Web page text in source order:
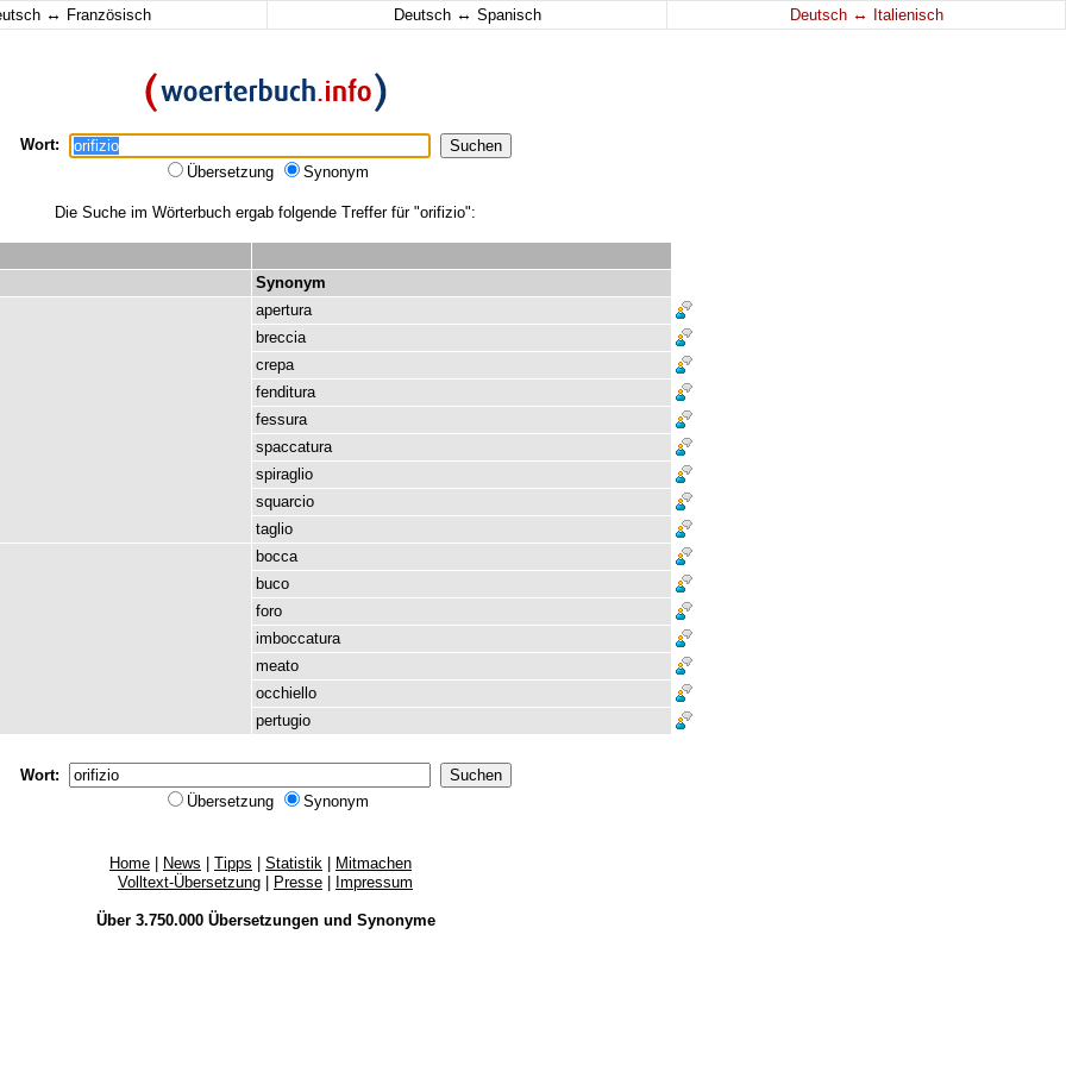
↔ Französisch Deutsch ↔ Spanisch Deutsch ↔ Italienisch
Wort:
Übersetzung
Synonym
Die Suche im Wörterbuch ergab folgende Treffer für "orifizio":
Synonym
apertura
breccia
crepa
fenditura
fessura
spaccatura
spiraglio
squarcio
taglio
bocca
buco
foro
imboccatura
meato
occhiello
pertugio
Wort:
Übersetzung
Synonym
Home News Tipps Statistik
Mitmachen
Volltext-Übersetzung
Presse Impressum
Über 3.750.000 Übersetzungenund Synonyme